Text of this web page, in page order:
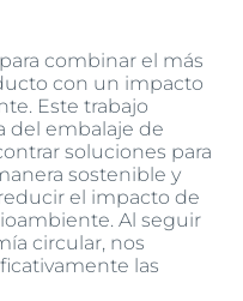
combinar el más
con un impacto
Este trabajo
del embalaje de
soluciones para
sostenible y
el impacto de
Al seguir
circular, nos
las